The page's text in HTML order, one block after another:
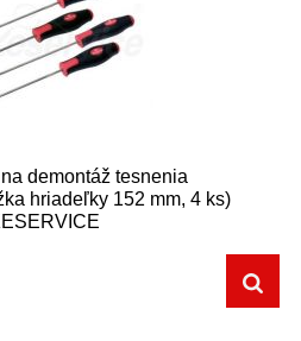
demontáž tesnenia
hriadeľky 152 mm, 4 ks)